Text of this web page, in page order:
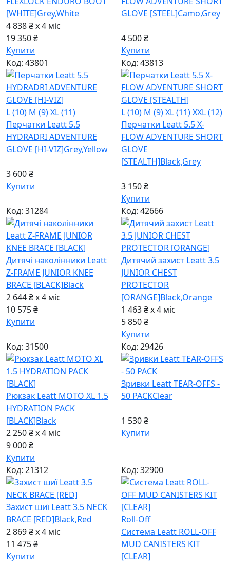
[WHITE]Grey,White
4 838 ₴ x 4 міс
19 350 ₴
Купити
GLOVE [STEEL]Camo,Grey
4 500 ₴
Купити
Код: 43801
L (10) M (9)XL (11)
Перчатки Leatt 5.5
HYDRADRI ADVENTURE
GLOVE [HI-VIZ]Grey,Yellow
3 600 ₴
Купити
Код: 43813
L (10) M (9)XL (11)XXL (12)
Перчатки Leatt 5.5 X-
FLOW ADVENTURE SHORT
GLOVE
[STEALTH]Black,Grey
3 150 ₴
Купити
Код: 31284
Дитячі наколінники Leatt
Z-FRAME JUNIOR KNEE
BRACE [BLACK]Black
2 644 ₴ x 4 міс
10 575 ₴
Купити
Код: 42666
Дитячий захист Leatt 3.5
JUNIOR CHEST
PROTECTOR
[ORANGE]Black,Orange
1 463 ₴ x 4 міс
5 850 ₴
Купити
Код: 31500
Рюкзак Leatt MOTO XL 1.5
HYDRATION PACK
[BLACK]Black
2 250 ₴ x 4 міс
9 000 ₴
Купити
Код: 29426
Зривки Leatt TEAR-OFFS -
50 PACKClear
1 530 ₴
Купити
Код: 21312
Захист шиї Leatt 3.5 NECK
BRACE [RED]Black,Red
2 869 ₴ x 4 міс
11 475 ₴
Купити
Код: 32900
Roll-Off
Система Leatt ROLL-OFF
MUD CANISTERS KIT
[CLEAR]